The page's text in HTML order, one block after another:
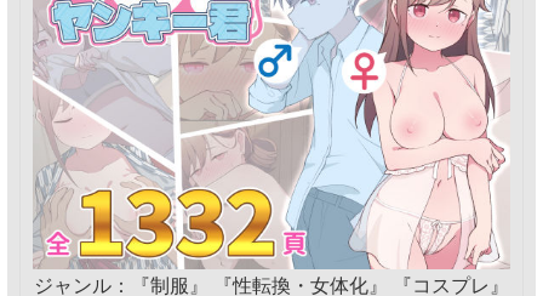
ジャンル：『制服』 『性転換・女体化』 『コスプレ』